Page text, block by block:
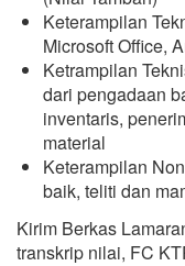
Keterampilan
Microsoft Office,
Ketrampilan
dari pengadaan
inventaris,
material
Keterampilan
baik, teliti dan
Kirim Berkas
transkrip nilai, FC